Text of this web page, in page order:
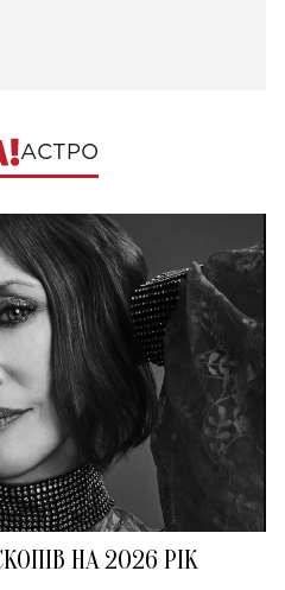
АСТРО
НА 2026 РІК